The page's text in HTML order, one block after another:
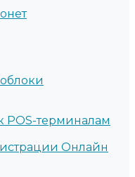
терминалам
Онлайн